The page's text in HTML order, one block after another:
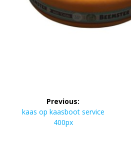
Bericht
navigatie
Previous:
Previous
kaas op kaasboot service
400px